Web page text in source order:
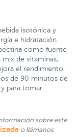
isotónica y
e hidratación
como fuente
mix de vitaminas,
el rendimiento.
de 90 minutos de
para tomar
sobre este
o llámanos